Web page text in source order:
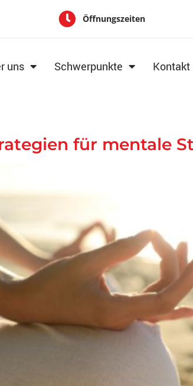
Öffnungszeiten
uns Schwerpunkte Kontakt
für mentale